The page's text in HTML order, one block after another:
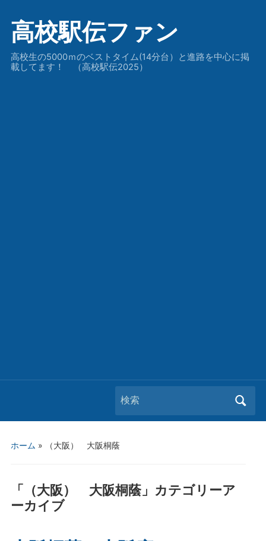
高校駅伝ファン
高校生の5000ｍのベストタイム(14分台）と進路を中心に掲
載してます！ （高校駅伝2025）
Search
for:
ホーム » （大阪） 大阪桐蔭
「 （大阪） 大阪桐蔭」カテゴリーア
ーカイブ